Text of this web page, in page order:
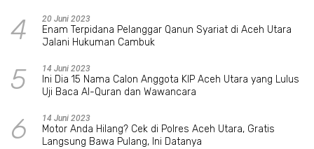
4 20 Juni 2023
Enam Terpidana Pelanggar Qanun Syariat di Aceh Utara
Jalani Hukuman Cambuk
5 14 Juni 2023
Ini Dia 15 Nama Calon Anggota KIP Aceh Utara yang Lulus
Uji Baca Al-Quran dan Wawancara
6 14 Juni 2023
Motor Anda Hilang? Cek di Polres Aceh Utara, Gratis
Langsung Bawa Pulang, Ini Datanya